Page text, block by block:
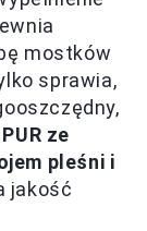
mostków
sprawia,
ze
pleśni i
jakość